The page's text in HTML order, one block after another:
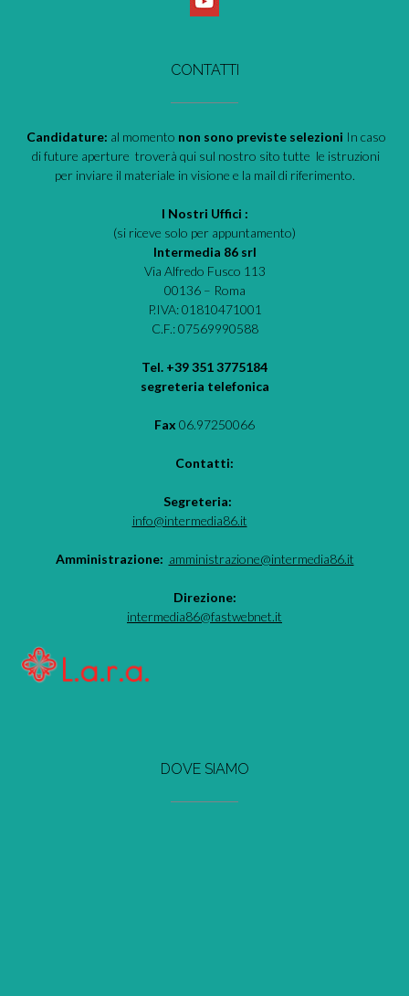
CONTATTI
Candidature: al momento non sono previste selezioni In caso
di future aperture troverà qui sul nostro sito tutte le istruzioni
per inviare il materiale in visione e la mail di riferimento.
I Nostri Uffici :
(si riceve solo per appuntamento)
Intermedia 86 srl
Via Alfredo Fusco 113
00136 – Roma
P.IVA: 01810471001
C.F.: 07569990588
Tel. +39 351 3775184
segreteria telefonica
Fax 06.97250066
Contatti:
Segreteria:
info@intermedia86.it
Amministrazione: amministrazione@intermedia86.it
Direzione:
intermedia86@fastwebnet.it
DOVE SIAMO